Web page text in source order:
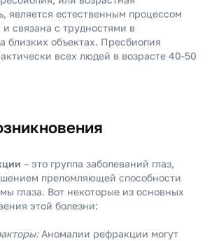
является естественным процессом
и связана с трудностями в
близких объектах. Пресбиопия
всех людей в возрасте 40-50
– это группа заболеваний глаз,
преломляющей способности
глаза. Вот некоторые из основных
этой болезни:
Аномалии рефракции могут